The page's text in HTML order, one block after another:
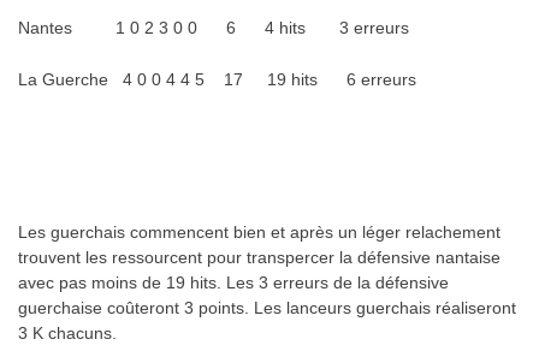
Nantes 1 0 2 3 0 0 6 4 hits 3 erreurs
La Guerche 4 0 0 4 4 5 17 19 hits 6 erreurs
Les guerchais commencent bien et après un léger relachement
trouvent les ressourcent pour transpercer la défensive nantaise
avec pas moins de 19 hits. Les 3 erreurs de la défensive
guerchaise coûteront 3 points. Les lanceurs guerchais réaliseront
3 K chacuns.